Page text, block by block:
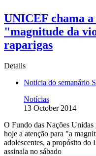
UNICEF chama
"magnitude da
raparigas
Details
Noticia do semanário
Notícias
13 October 2014
O Fundo das Nações
hoje a atenção para "a
adolescentes, a propósito do
assinala no sábado